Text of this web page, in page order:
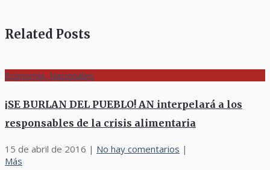
Related Posts
Economía, Nacionales
¡SE BURLAN DEL PUEBLO! AN interpelará a los
responsables de la crisis alimentaria
15 de abril de 2016 | No hay comentarios |
Más